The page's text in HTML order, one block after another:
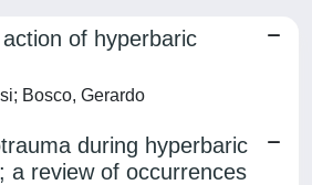
of hyperbaric
Bosco, Gerardo
during hyperbaric
a review of occurrences